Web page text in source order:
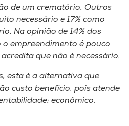
de um crematório. Outros
necessário e 17% como
Na opinião de 14% dos
empreendimento é pouco
acredita que não é necessário.
esta é a alternativa que
custo benefício, pois atende
econômico,